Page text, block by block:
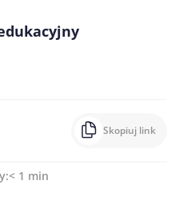
Skopiuj link
< 1 min